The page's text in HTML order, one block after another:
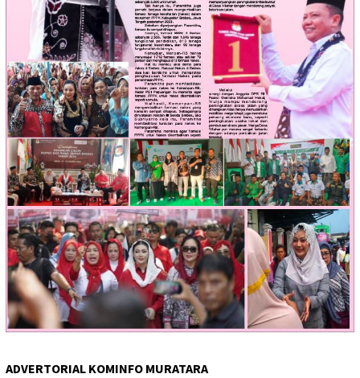
ADVERTORIAL KOMINFO MURATARA